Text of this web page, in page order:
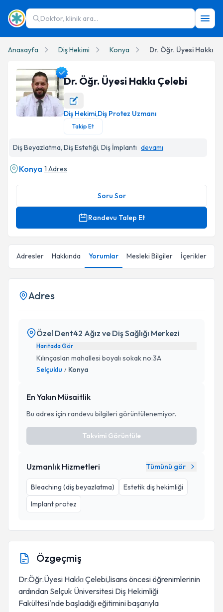
Doktor, klinik ara...
Anasayfa Diş Hekimi Konya Dr. Öğr. Üyesi Hakkı
Dr. Öğr. Üyesi Hakkı Çelebi Profil Fotoğrafı
Dr. Öğr. Üyesi Hakkı Çelebi
Diş Hekimi,Diş Protez Uzmanı
Takip Et
Diş Beyazlatma, Diş Estetiği, Diş İmplantı devamı
Konya 1 Adres
Soru Sor
Randevu Talep Et
Adresler Hakkında Yorumlar Mesleki Bilgiler İçerikler
Adres
Özel Dent42 Ağız ve Diş Sağlığı Merkezi
Haritada Gör
Kılınçaslan mahallesi boyalı sokak no:3A
Selçuklu / Konya
En Yakın Müsaitlik
Bu adres için randevu bilgileri görüntülenemiyor.
Takvimi Görüntüle
Uzmanlık Hizmetleri Tümünü gör
Bleaching (diş beyazlatma)
Estetik diş hekimliği
Implant protez
Özgeçmiş
Dr.Öğr.Üyesi Hakkı Çelebi,lisans öncesi öğrenimlerinin
ardından Selçuk Üniversitesi Diş Hekimliği
Fakültesi'nde başladığı eğitimini başarıyla